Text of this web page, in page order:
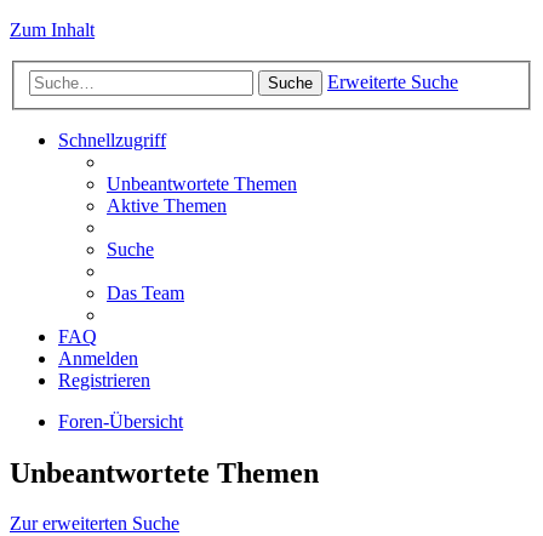
Zum Inhalt
Suche Erweiterte Suche
Schnellzugriff
Unbeantwortete Themen
Aktive Themen
Suche
Das Team
FAQ
Anmelden
Registrieren
Foren-Übersicht
Unbeantwortete Themen
Zur erweiterten Suche